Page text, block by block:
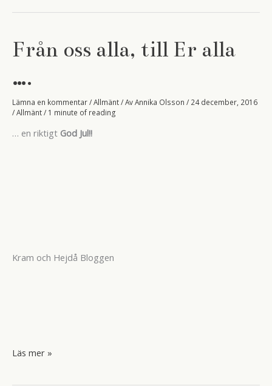
Från oss alla, till Er alla
….
Lämna en kommentar/Allmänt/ AvAnnika Olsson / 24 december, 2016
/Allmänt/ 1 minute of reading
… en riktigt God Jul!!
Kram och Hejdå Bloggen
Från
Läs mer »